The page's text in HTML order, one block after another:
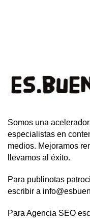
Somos una
especialistas en
medios. Mejoramos
llevamos al éxito.
Para publinotas
escribir a
Para Agencia SEO